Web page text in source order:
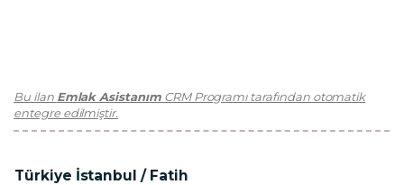
Bu ilan Emlak AsistanımCRM Programı tarafından otomatik
entegre edilmiştir.
Türkiye İstanbul / Fatih